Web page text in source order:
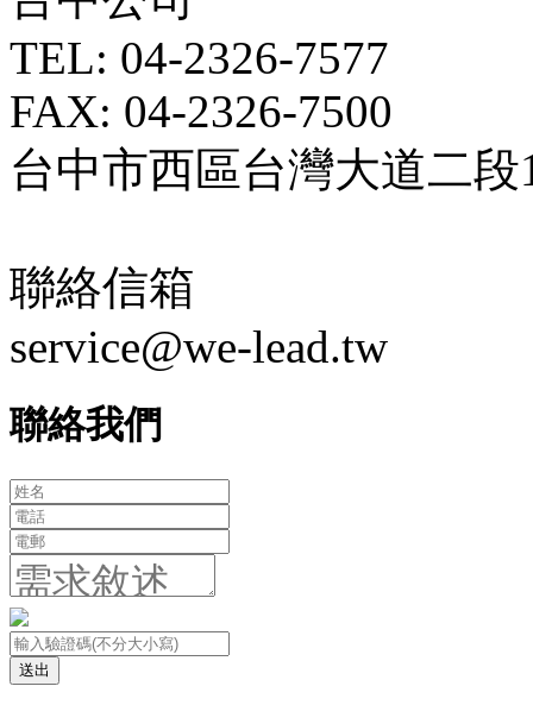
TEL: 04-2326-7577
FAX: 04-2326-7500
台中市西區台灣大道二段
聯絡信箱
service@we-lead.tw
聯絡我們
送出